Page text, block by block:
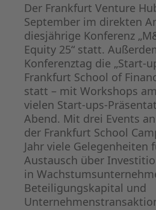
Der Frankfurt Venture
September im direkten
diesjährige Konferenz
Equity 25“ statt.
Konferenztag die „Start-
Frankfurt School of
statt – mit Workshops
vielen Start-ups-
Abend. Mit drei Events
der Frankfurt School
Jahr viele
Austausch über
in
Beteiligungskapital und